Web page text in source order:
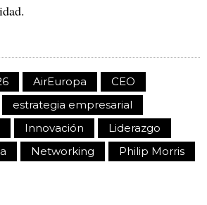
AirEuropa
CEO
estrategia empresarial
Innovación
Liderazgo
Networking
Philip Morris